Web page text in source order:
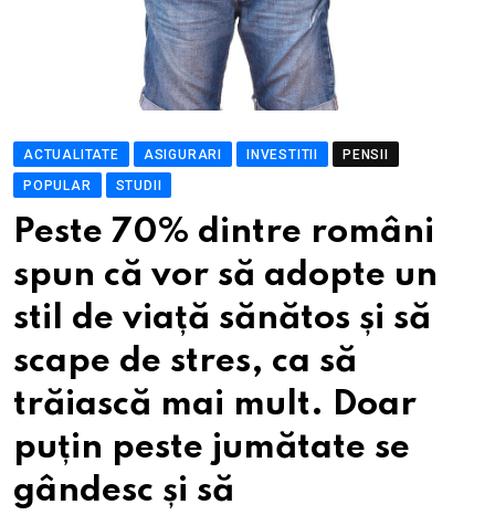
ACTUALITATE ASIGURARI INVESTITII
PENSII
POPULAR
STUDII
Peste 70% dintre români
spun că vor să adopte un
stil de viață sănătos și să
scape de stres, ca să
trăiască mai mult. Doar
puțin peste jumătate se
gândesc și să